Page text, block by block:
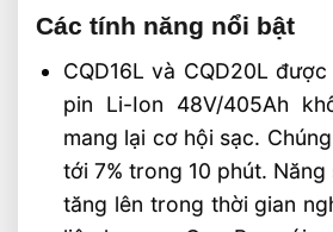
Các tính năng nổi bật
CQD16L và CQD20L
pin Li-Ion 48V/405Ah
mang lại cơ hội sạc.
tới 7% trong 10 phút.
tăng lên trong thời gian